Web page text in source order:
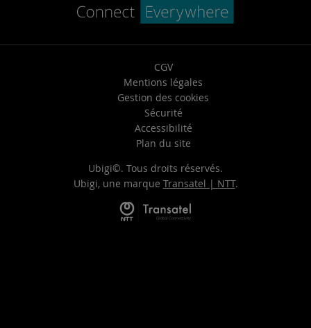
CGV
Mentions légales
Gestion des cookies
Sécurité
Accessibilité
Plan du site
Ubigi©. Tous droits réservés.
Ubigi, une marque Transatel | NTT.